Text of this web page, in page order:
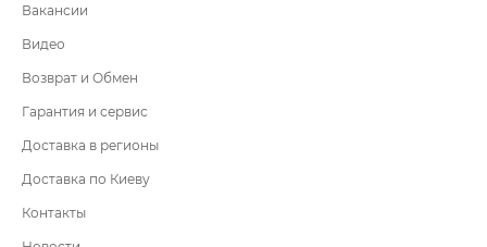
Вакансии
Видео
Возврат и Обмен
Гарантия и сервис
Доставка в регионы
Доставка по Киеву
Контакты